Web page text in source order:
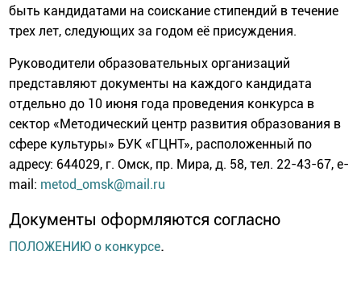
быть кандидатами на соискание стипендий в течение
трех лет, следующих за годом её присуждения.
Руководители образовательных организаций
представляют документы на каждого кандидата
отдельно до 10 июня года проведения конкурса в
сектор «Методический центр развития образования в
сфере культуры» БУК «ГЦНТ», расположенный по
адресу: 644029, г. Омск, пр. Мира, д. 58, тел. 22-43-67, е-
mail: metod_omsk@mail.ru
Документы оформляются согласно
ПОЛОЖЕНИЮ о конкурсе.